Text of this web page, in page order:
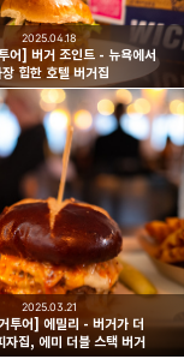
버 블로그
어] 버거 조인트 - 뉴욕에서
힙한 호텔 버거집
2025.04.18
투어] 에밀리 - 버거가 더
자집, 에미 더블 스택 버거
2025.03.21